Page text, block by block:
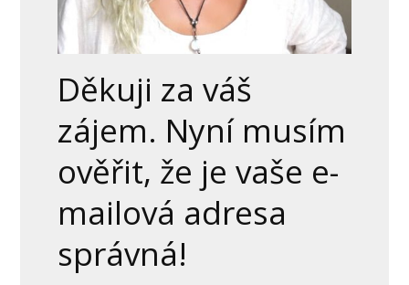
Děkuji za váš
zájem. Nyní musím
ověřit, že je vaše e-
mailová adresa
správná!